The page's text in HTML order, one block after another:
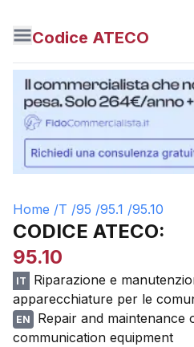
Codice ATECO
Home /T /95 /95.1 /95.10
CODICE ATECO:
95.10
IT
Riparazione e
apparecchiature per le
EN
Repair and maintenance
communication equipment